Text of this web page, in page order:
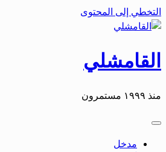
التخطي إلى المحتوى
القامشلي
منذ ١٩٩٩ مستمرون
مدخل